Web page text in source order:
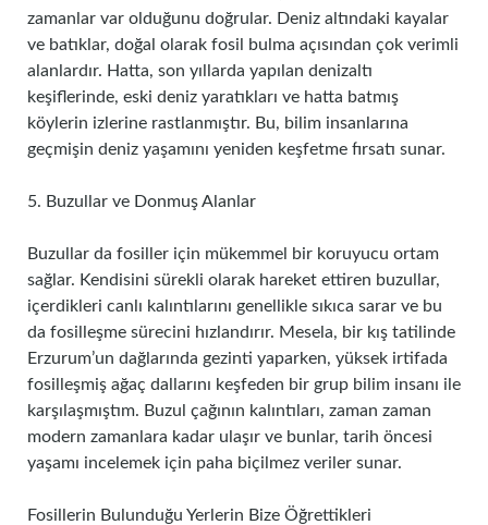
zamanlar var olduğunu doğrular. Deniz altındaki kayalar
ve batıklar, doğal olarak fosil bulma açısından çok verimli
alanlardır. Hatta, son yıllarda yapılan denizaltı
keşiflerinde, eski deniz yaratıkları ve hatta batmış
köylerin izlerine rastlanmıştır. Bu, bilim insanlarına
geçmişin deniz yaşamını yeniden keşfetme fırsatı sunar.
5. Buzullar ve Donmuş Alanlar
Buzullar da fosiller için mükemmel bir koruyucu ortam
sağlar. Kendisini sürekli olarak hareket ettiren buzullar,
içerdikleri canlı kalıntılarını genellikle sıkıca sarar ve bu
da fosilleşme sürecini hızlandırır. Mesela, bir kış tatilinde
Erzurum’un dağlarında gezinti yaparken, yüksek irtifada
fosilleşmiş ağaç dallarını keşfeden bir grup bilim insanı ile
karşılaşmıştım. Buzul çağının kalıntıları, zaman zaman
modern zamanlara kadar ulaşır ve bunlar, tarih öncesi
yaşamı incelemek için paha biçilmez veriler sunar.
Fosillerin Bulunduğu Yerlerin Bize Öğrettikleri